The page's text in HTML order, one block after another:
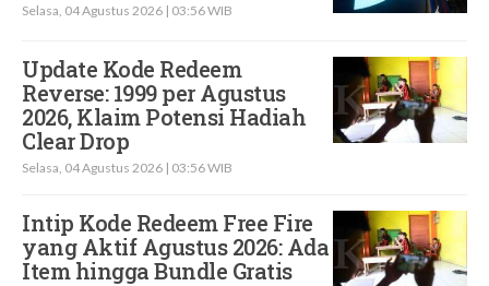
Selasa, 04 Agustus 2026 | 03:56 WIB
Update Kode Redeem
Reverse: 1999 per Agustus
2026, Klaim Potensi Hadiah
Clear Drop
Selasa, 04 Agustus 2026 | 03:56 WIB
Intip Kode Redeem Free Fire
yang Aktif Agustus 2026: Ada
Item hingga Bundle Gratis